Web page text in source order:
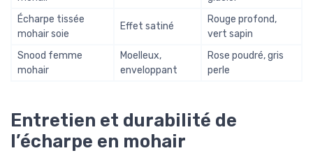
Écharpe tissée
mohair soie
Effet satiné
Rouge profond,
vert sapin
Snood femme
mohair
Moelleux,
enveloppant
Rose poudré, gris
perle
Entretien et durabilité de
l’écharpe en mohair